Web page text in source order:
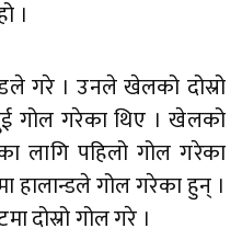
।
गरे । उनले खेलको दोस्रो
गोल गरेका थिए । खेलको
लागि पहिलो गोल गरेका
हालान्डले गोल गरेका हुन् ।
दोस्रो गोल गरे ।